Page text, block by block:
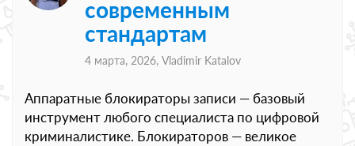
современным
стандартам
4 марта, 2026, Vladimir Katalov
Аппаратные блокираторы записи — базовый
инструмент любого специалиста по цифровой
криминалистике. Блокираторов — великое